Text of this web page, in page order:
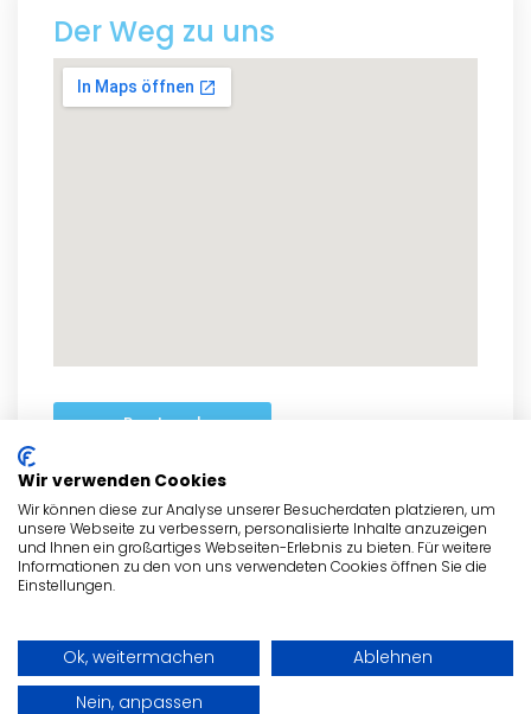
Der Weg zu uns
zum Routenplaner
- Anzeige -
Wir verwenden Cookies
Wir können diese zur Analyse unserer Besucherdaten platzieren, um
unsere Webseite zu verbessern, personalisierte Inhalte anzuzeigen
und Ihnen ein großartiges Webseiten-Erlebnis zu bieten. Für weitere
Informationen zu den von uns verwendeten Cookies öffnen Sie die
Einstellungen.
Ok, weitermachen
Ablehnen
Nein, anpassen